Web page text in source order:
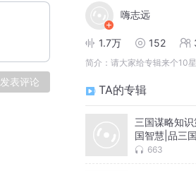
发表评论
嗨志远
1.7万 152
简介： 请大家给专辑来个10
TA的专辑
三国谋略知
国智慧|品三国
663